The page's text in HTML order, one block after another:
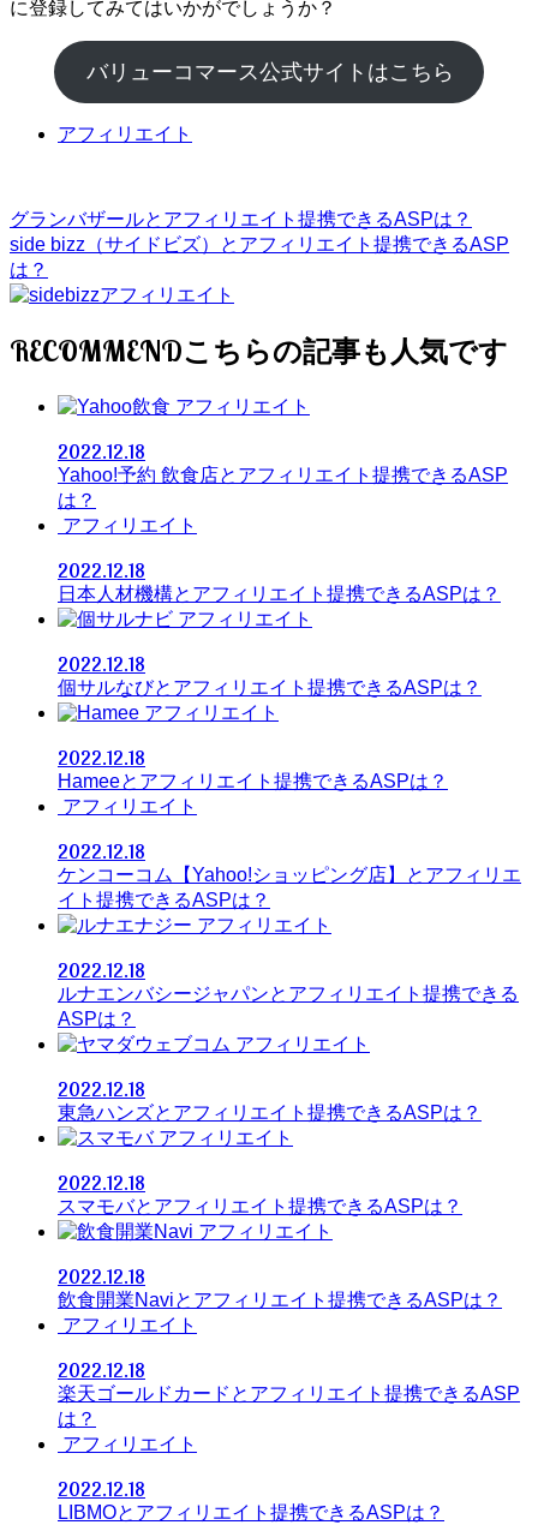
に登録してみてはいかがでしょうか？
バリューコマース公式サイトはこちら
アフィリエイト
グランバザールとアフィリエイト提携できるASPは？
side bizz（サイドビズ）とアフィリエイト提携できるASP
は？
RECOMMEND
アフィリエイト
2022.12.18
Yahoo!予約 飲食店とアフィリエイト提携できるASP
は？
アフィリエイト
2022.12.18
日本人材機構とアフィリエイト提携できるASPは？
アフィリエイト
2022.12.18
個サルなびとアフィリエイト提携できるASPは？
アフィリエイト
2022.12.18
Hameeとアフィリエイト提携できるASPは？
アフィリエイト
2022.12.18
ケンコーコム【Yahoo!ショッピング店】とアフィリエ
イト提携できるASPは？
アフィリエイト
2022.12.18
ルナエンバシージャパンとアフィリエイト提携できる
ASPは？
アフィリエイト
2022.12.18
東急ハンズとアフィリエイト提携できるASPは？
アフィリエイト
2022.12.18
スマモバとアフィリエイト提携できるASPは？
アフィリエイト
2022.12.18
飲食開業Naviとアフィリエイト提携できるASPは？
アフィリエイト
2022.12.18
楽天ゴールドカードとアフィリエイト提携できるASP
は？
アフィリエイト
2022.12.18
LIBMOとアフィリエイト提携できるASPは？